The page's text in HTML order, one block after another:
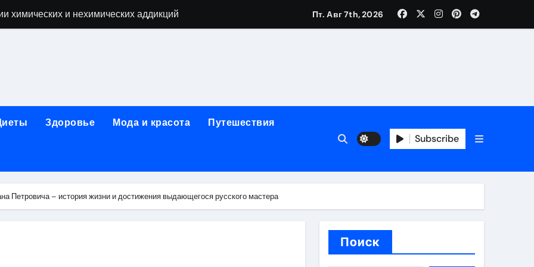
химических и нехимических аддикций
12 шагов, психотерапия, ресоциализация и оценка долгосрочных результатов при анонимном лечении
под ключ
крыла одного полёта
Пт. Авг 7th, 2026
Здоровье Мода и красота Путешествия
Subscribe
Петровича – история жизни и достижения выдающегося русского мастера
Поиск